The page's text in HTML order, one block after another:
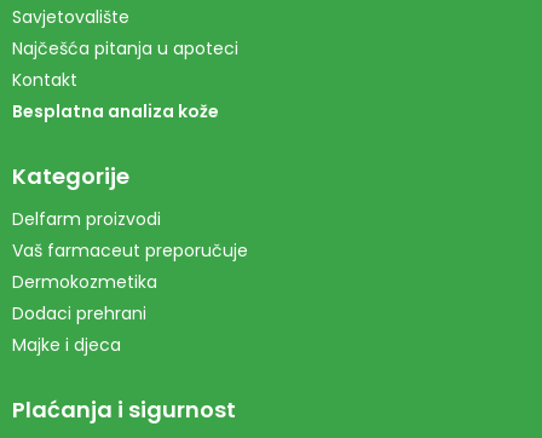
Savjetovalište
Najčešća pitanja u apoteci
Kontakt
Besplatna analiza kože
Kategorije
Delfarm proizvodi
Vaš farmaceut preporučuje
Dermokozmetika
Dodaci prehrani
Majke i djeca
Plaćanja i sigurnost